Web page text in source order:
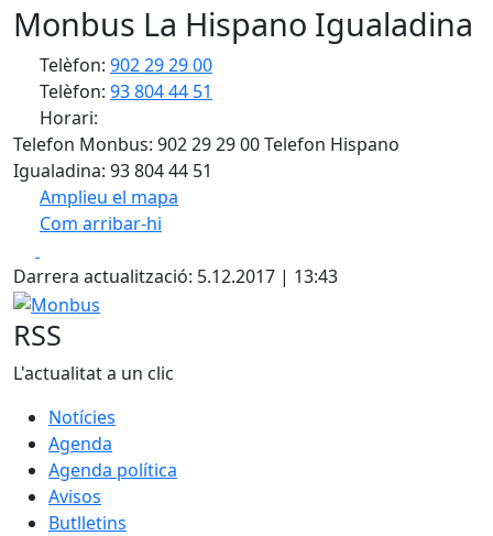
Monbus La Hispano Igualadina
Telèfon: 902 29 29 00
Telèfon: 93 804 44 51
Horari:
Telefon Monbus: 902 29 29 00 Telefon Hispano
Igualadina: 93 804 44 51
Amplieu el mapa
Com arribar-hi
+
−
Darrera actualització: 5.12.2017 | 13:43
Monbus
RSS
L'actualitat a un clic
Notícies
Agenda
Agenda política
Avisos
Butlletins